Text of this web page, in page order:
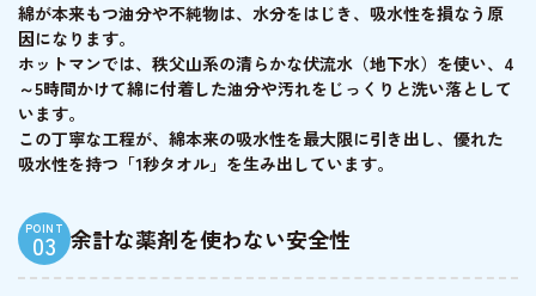
綿が本来もつ油分や不純物は、水分をはじき、吸水性を損なう原
因になります。
ホットマンでは、秩父山系の清らかな伏流水（地下水）を使い、4
～5時間かけて綿に付着した油分や汚れをじっくりと洗い落として
います。
この丁寧な工程が、綿本来の吸水性を最大限に引き出し、優れた
吸水性を持つ「1秒タオル」を生み出しています。
POINT
03 余計な薬剤を使わない安全性